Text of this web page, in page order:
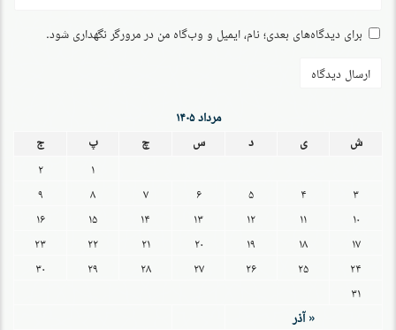
برای دیدگاه‌های بعدی؛ نام، ایمیل و وب‌گاه من در مرورگر نگهداری شود.
مرداد ۱۴۰۵
ش
ی د س چ پ
ج
۱
۲
۳
۴ ۵ ۶ ۷ ۸
۹
۱۰
۱۱ ۱۲ ۱۳ ۱۴ ۱۵
۱۶
۱۷
۱۸ ۱۹ ۲۰ ۲۱ ۲۲
۲۳
۲۴
۲۵ ۲۶ ۲۷ ۲۸ ۲۹
۳۰
۳۱
« آذر